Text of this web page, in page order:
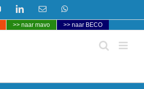
YouTubeLinkedInE-
>> naar mavo >> naar BECO